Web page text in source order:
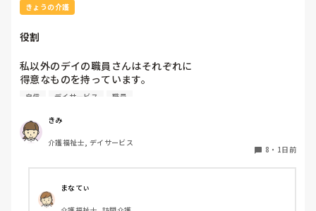
きょうの介護
役割
私以外のデイの職員さんはそれぞれに
得意なものを持っています。
介助で言えば、要領よく動けたりと。
今の私を振り返ってみたら…何も持っていないことが虚しく
利用者からは「素直に話聞いてくれる」・「言いやすい・頼
みやすい」
自信 デイサービス 職員
きみ
介護福祉士, デイサービス
8 ・ 1日前
まなてぃ